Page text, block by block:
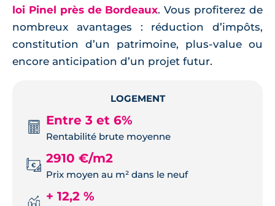
loi Pinel près de Bordeaux. Vous profiterez de
nombreux avantages : réduction d’impôts,
constitution d’un patrimoine, plus-value ou
encore anticipation d’un projet futur.
LOGEMENT
Entre 3 et 6%
Rentabilité brute moyenne
2910 €/m2
Prix moyen au m² dans le neuf
+ 12,2 %